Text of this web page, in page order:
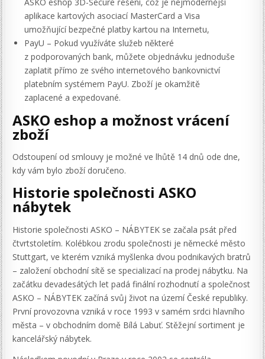
aplikace kartových asociací MasterCard a Visa
umožňující bezpečné platby kartou na Internetu,
PayU – Pokud využíváte služeb některé
z podporovaných bank, můžete objednávku jednoduše
zaplatit přímo ze svého internetového bankovnictví
platebním systémem PayU. Zboží je okamžitě
zaplacené a expedované.
ASKO eshop a možnost vrácení
zboží
Odstoupení od smlouvy je možné ve lhůtě 14 dnů ode dne,
kdy vám bylo zboží doručeno.
Historie společnosti ASKO
nábytek
Historie společnosti ASKO – NÁBYTEK se začala psát před
čtvrtstoletím. Kolébkou zrodu společnosti je německé město
Stuttgart, ve kterém vzniká myšlenka dvou podnikavých bratrů
– založení obchodní sítě se specializací na prodej nábytku. Na
začátku devadesátých let padá finální rozhodnutí a společnost
ASKO – NÁBYTEK začíná svůj život na území České republiky.
První provozovna vzniká v roce 1993 v samém srdci hlavního
města – v obchodním domě Bílá Labuť. Stěžejní sortiment je
kancelářský nábytek.